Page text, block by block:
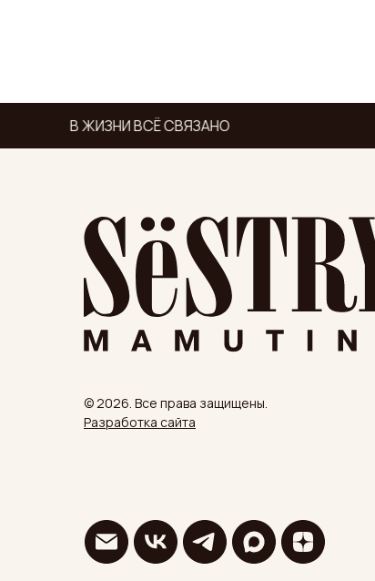
В ЖИЗНИ ВСЁ СВЯЗАНО
© 2026. Все права защищены.
Разработка сайта